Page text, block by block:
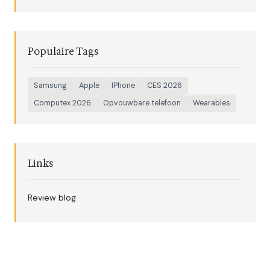
Populaire Tags
Samsung Apple IPhone
CES 2026
Computex 2026
Opvouwbare telefoon Wearables
Links
Review blog